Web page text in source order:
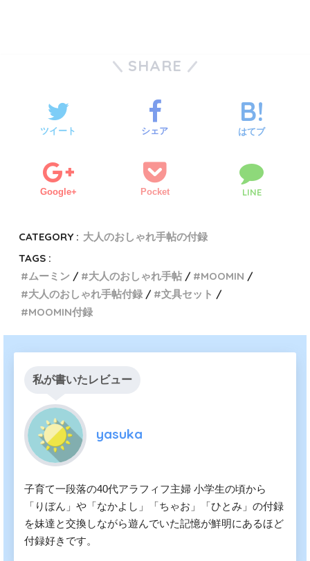
SHARE
ツイート シェア はてブ
Google+ Pocket LINE
CATEGORY : 大人のおしゃれ手帖の付録
TAGS :
ムーミン
大人のおしゃれ手帖
MOOMIN
大人のおしゃれ手帖付録
文具セット
MOOMIN付録
私が書いたレビュー
yasuka
子育て一段落の40代アラフィフ主婦 小学生の頃から
「りぼん」や「なかよし」「ちゃお」「ひとみ」の付録
を妹達と交換しながら遊んでいた記憶が鮮明にあるほど
付録好きです。